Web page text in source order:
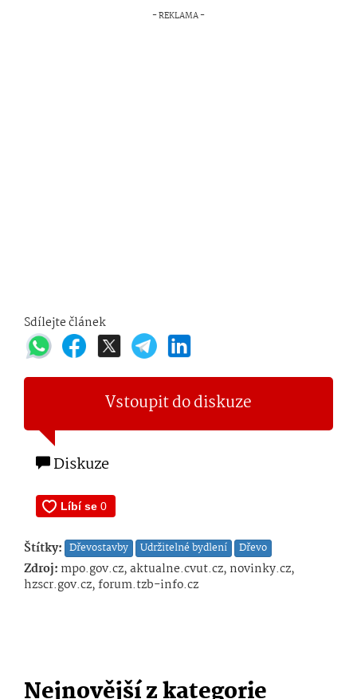
Sdílejte článek
Vstoupit do diskuze
Diskuze
Štítky: Dřevostavby Udržitelné bydlení Dřevo
Zdroj: mpo.gov.cz, aktualne.cvut.cz, novinky.cz,
hzscr.gov.cz, forum.tzb-info.cz